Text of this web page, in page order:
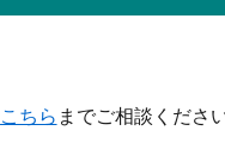
こちら までご相談ください